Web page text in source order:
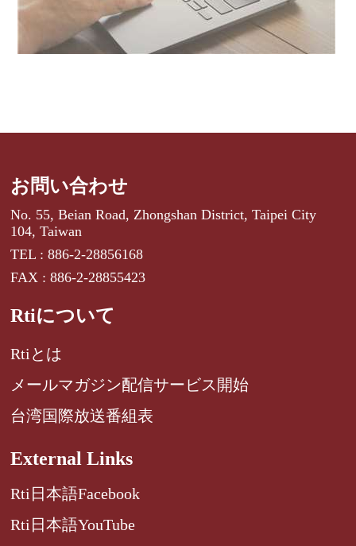
お問い合わせ
No. 55, Beian Road, Zhongshan District, Taipei City
104, Taiwan
TEL : 886-2-28856168
FAX : 886-2-28855423
Rtiについて
Rtiとは
メールマガジン配信サービス開始
台湾国際放送番組表
External Links
Rti日本語Facebook
Rti日本語YouTube